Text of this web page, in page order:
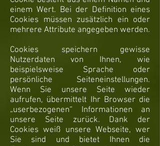
einem Wert. Bei der Definition eines
Cookies müssen zusätzlich ein oder
mehrere Attribute angegeben werden.
Cookies speichern gewisse
Nutzerdaten von Ihnen, wie
beispielsweise Sprache oder
persönliche Seiteneinstellungen.
Wenn Sie unsere Seite wieder
aufrufen, übermittelt Ihr Browser die
„userbezogenen“ Informationen an
unsere Seite zurück. Dank der
Cookies weiß unsere Webseite, wer
Sie sind und bietet Ihnen die